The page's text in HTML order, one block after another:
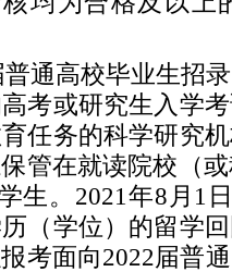
普通高校毕业生招
考或研究生入学
任务的科学研究
管在就读院校（
生。2021年8月1
（学位）的留学
考面向2022届普